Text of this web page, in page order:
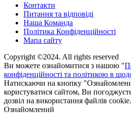
Контакти
Питання та відповіді
Наша Команда
Політика Конфіденційності
Мапа сайту
Copyright ©2024. All rights reserved
Ви можете ознайомитися з нашою "
конфіденційності та політикою в
Натискаючи на кнопку
користуватися сайтом, Ви
дозвіл на використання файлів cookie.
Ознайомлений